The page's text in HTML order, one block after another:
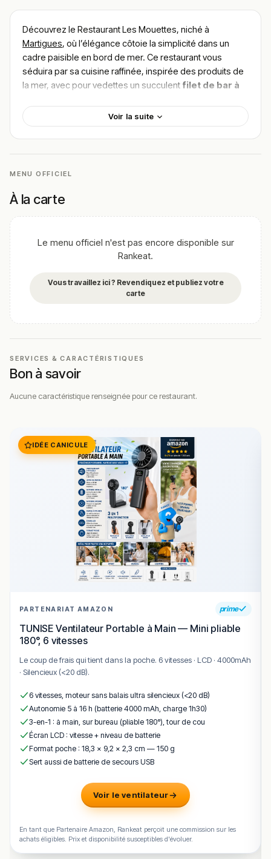
Découvrez le Restaurant Les Mouettes, niché à
Martigues, où l’élégance côtoie la simplicité dans un
cadre paisible en bord de mer. Ce restaurant vous
séduira par sa cuisine raffinée, inspirée des produits de
la mer, avec pour vedettes un succulent filet de bar à
L’établissement met un point d’honneur à travailler des
ingrédients frais pour proposer une expérience
gustative inoubliable. Pour trouver le meilleur plat de Les
Mouettes, explorez les nombreuses recommandations
incontournable à Martigues.
!
Texte généré par intelligence artificielle, en attente de
Cette description peut contenir des erreurs, n'hésitez pas à
nous aider en vous rendant sur :Améliorer la fiche de cet
Voir la suite
MENU OFFICIEL
À la carte
Le menu officiel n'est pas encore disponible sur
Rankeat.
Vous travaillez ici ? Revendiquez et publiez votre
carte
SERVICES & CARACTÉRISTIQUES
Bon à savoir
Aucune caractéristique renseignée pour ce restaurant.
IDÉE CANICULE
PARTENARIAT AMAZON prime
TUNISE Ventilateur Portable à Main — Mini pliable
180°, 6 vitesses
Le coup de frais qui tient dans la poche. 6 vitesses · LCD · 4000mAh
· Silencieux (<20 dB).
6 vitesses, moteur sans balais ultra silencieux (<20 dB)
Autonomie 5 à 16 h (batterie 4000 mAh, charge 1h30)
3-en-1 : à main, sur bureau (pliable 180°), tour de cou
Écran LCD : vitesse + niveau de batterie
Format poche : 18,3 × 9,2 × 2,3 cm — 150 g
Sert aussi de batterie de secours USB
Voir le ventilateur
En tant que Partenaire Amazon, Rankeat perçoit une commission sur les
achats éligibles. Prix et disponibilité susceptibles d'évoluer.